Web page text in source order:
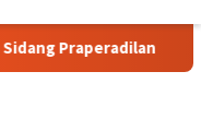
Menyelami